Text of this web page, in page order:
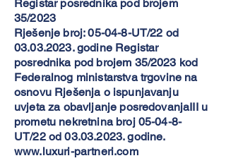
Registar posrednika pod brojem
35/2023
Rješenje broj: 05-04-8-UT/22 od
03.03.2023. godine Registar
posrednika pod brojem 35/2023 kod
Federalnog ministarstva trgovine na
osnovu Rješenja o ispunjavanju
uvjeta za obavljanje posredovanjaIII u
prometu nekretnina broj 05-04-8-
UT/22 od03.03.2023. godine.
www.luxuri-partneri.com